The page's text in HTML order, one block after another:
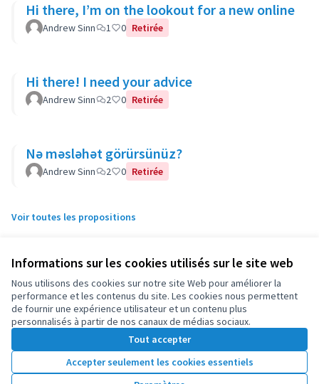
Informations sur les cookies utilisés sur le site web
Nous utilisons des cookies sur notre site Web pour améliorer la
performance et les contenus du site. Les cookies nous permettent
de fournir une expérience utilisateur et un contenu plus
personnalisés à partir de nos canaux de médias sociaux.
Tout accepter
Accepter seulement les cookies essentiels
Hi there, I’m on the lookout for a new online
Andrew Sinn 1 0 Retirée
Hi there! I need your advice
Andrew Sinn 2 0 Retirée
Nə məsləhət görürsünüz?
Andrew Sinn 2 0 Retirée
Voir toutes les propositions
Conditions d'utilisation
Paramètres des cookies
OIDP sur X
(Lien externe)
OIDP sur Facebook
(Lien externe)
OIDP sur YouTube
(Lien externe)
Français
Choose languageChoisir la langueElegir el idioma